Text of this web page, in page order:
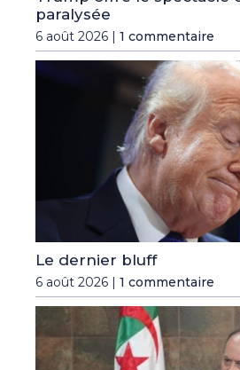
paralysée
6 août 2026 | 1 commentaire
Le dernier bluff
6 août 2026 | 1 commentaire